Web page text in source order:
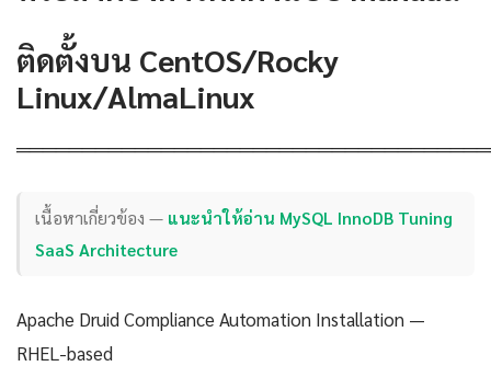
ติดตั้งบน CentOS/Rocky
Linux/AlmaLinux
เนื้อหาเกี่ยวข้อง — แนะนำให้อ่าน MySQL InnoDB Tuning
SaaS Architecture
Apache Druid Compliance Automation Installation —
RHEL-based